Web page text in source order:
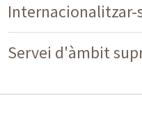
Internacionalitzar-
Servei d'àmbit